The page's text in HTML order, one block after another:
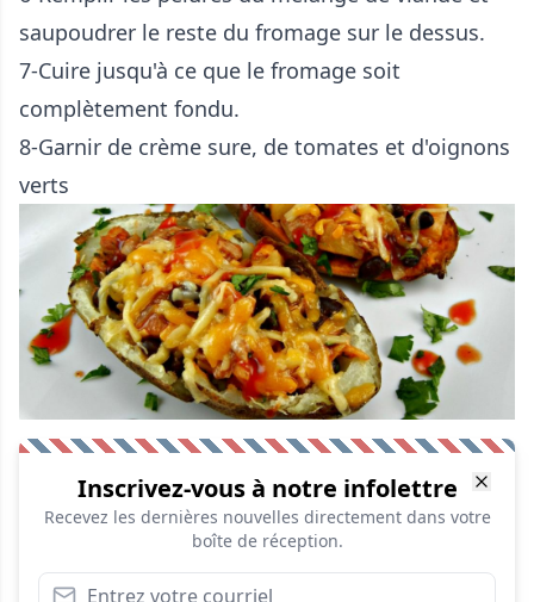
saupoudrer le reste du fromage sur le dessus.
7-Cuire jusqu'à ce que le fromage soit
complètement fondu.
8-Garnir de crème sure, de tomates et d'oignons
verts
Inscrivez-vous à notre infolettre
Recevez les dernières nouvelles directement dans votre
boîte de réception.